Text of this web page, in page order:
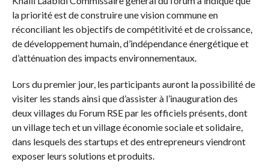
la priorité est de construire une vision commune en
réconciliant les objectifs de compétitivité et de croissance,
de développement humain, d’indépendance énergétique et
d’atténuation des impacts environnementaux.
Lors du premier jour, les participants auront la possibilité de
visiter les stands ainsi que d’assister à l’inauguration des
deux villages du Forum RSE par les officiels présents, dont
un village tech et un village économie sociale et solidaire,
dans lesquels des startups et des entrepreneurs viendront
exposer leurs solutions et produits.